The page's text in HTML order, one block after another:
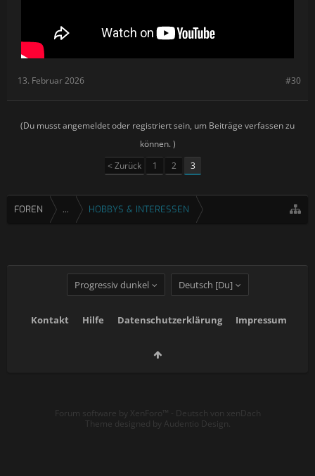
#30
13. Februar 2026
(Du musst angemeldet oder registriert sein, um Beiträge verfassen zu
können. )
< Zurück
1 2 3
FOREN ... HOBBYS & INTERESSEN
Progressiv dunkel Deutsch [Du]
Kontakt Hilfe Datenschutzerklärung Impressum
Forum software by XenForo™ - Deutsch von xenDach
Theme designed by Audentio Design.